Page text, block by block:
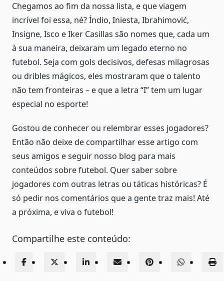
Chegamos ao fim da nossa lista, e que viagem
incrível foi essa, né? Índio, Iniesta, Ibrahimović,
Insigne, Isco e Iker Casillas são nomes que, cada um
à sua maneira, deixaram um legado eterno no
futebol. Seja com gols decisivos, defesas milagrosas
ou dribles mágicos, eles mostraram que o talento
não tem fronteiras – e que a letra “I” tem um lugar
especial no esporte!
Gostou de conhecer ou relembrar esses jogadores?
Então não deixe de compartilhar esse artigo com
seus amigos e seguir nosso blog para mais
conteúdos sobre futebol. Quer saber sobre
jogadores com outras letras ou táticas históricas? É
só pedir nos comentários que a gente traz mais! Até
a próxima, e viva o futebol!
Compartilhe este conteúdo: